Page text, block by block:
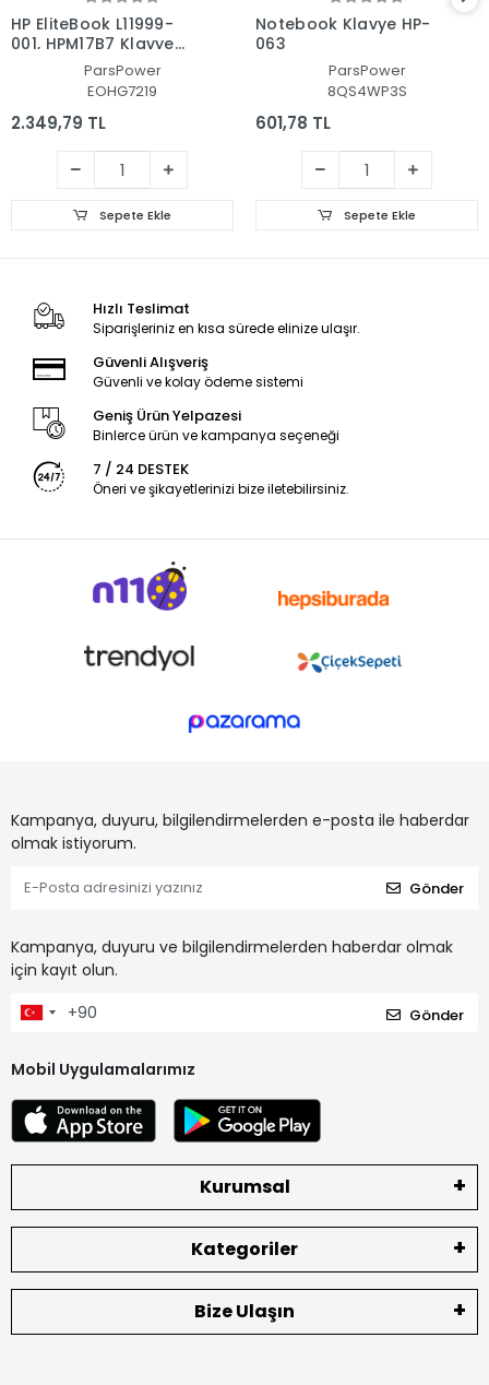
HP EliteBook L11999-
001, HPM17B7 Klavye
Işıklı (Siyah TR)
ParsPower
EOHG7219
2.349,79 TL
Sepete Ekle
Notebook Klavye HP-
063
ParsPower
8QS4WP3S
601,78 TL
Sepete Ekle
Hızlı Teslimat
Siparişleriniz en kısa sürede elinize ulaşır.
Güvenli Alışveriş
Güvenli ve kolay ödeme sistemi
Geniş Ürün Yelpazesi
Binlerce ürün ve kampanya seçeneği
7 / 24 DESTEK
Öneri ve şikayetlerinizi bize iletebilirsiniz.
Kampanya, duyuru, bilgilendirmelerden e-posta ile haberdar
olmak istiyorum.
Gönder
Kampanya, duyuru ve bilgilendirmelerden haberdar olmak
için kayıt olun.
Gönder
Mobil Uygulamalarımız
Kurumsal
Kategoriler
Bize Ulaşın